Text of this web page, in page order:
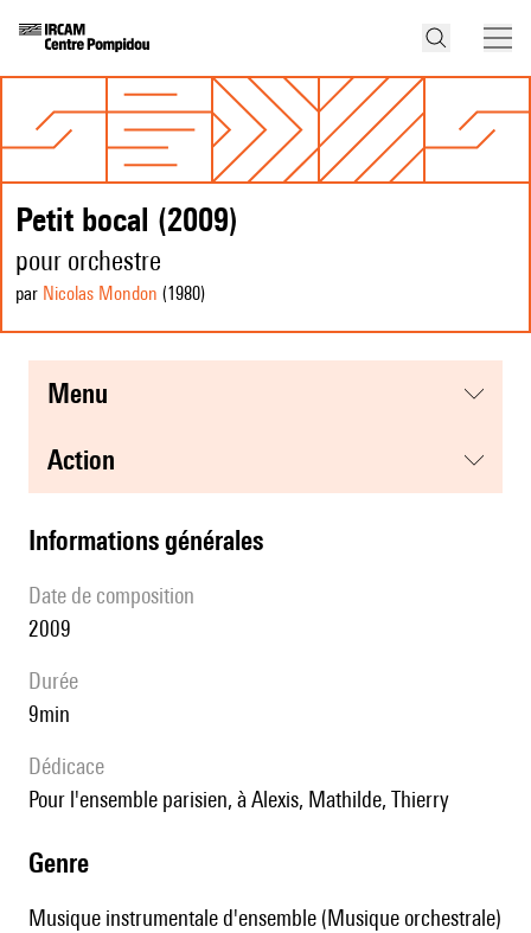
Petit bocal (2009)
pour orchestre
par Nicolas Mondon (1980)
menu
action
informations générales
date de composition
2009
durée
9min
Dédicace
pour l'ensemble parisien, à Alexis, Mathilde, Thierry
genre
Musique instrumentale d'ensemble (Musique orchestrale)